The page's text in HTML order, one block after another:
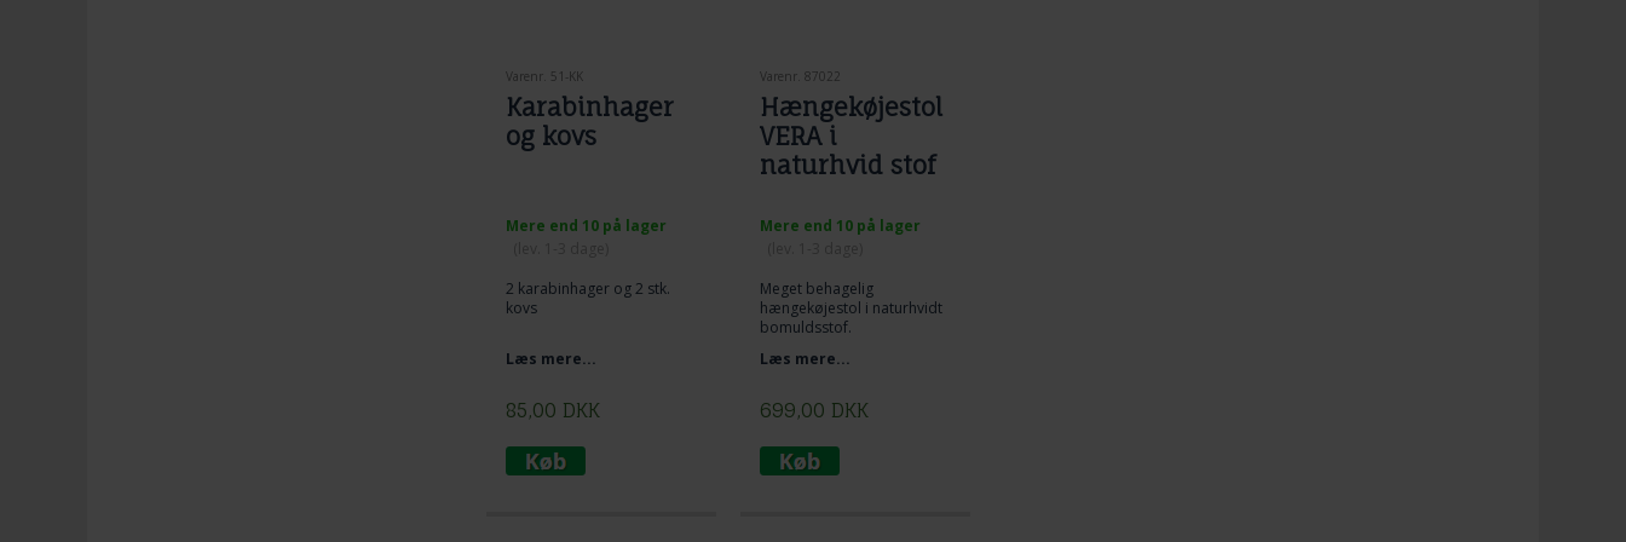
Varenr. 51-KK
Karabinhager
og kovs
Mere end 10 på lager
2 karabinhager og 2 stk.
kovs
Læs mere...
85,00 DKK
Varenr. 87022
Hængekøjestol
VERA i
naturhvid stof
Mere end 10 på lager
Meget behagelig
hængekøjestol i naturhvidt
bomuldsstof.
Hyggemøbel til hele
Læs mere...
699,00 DKK